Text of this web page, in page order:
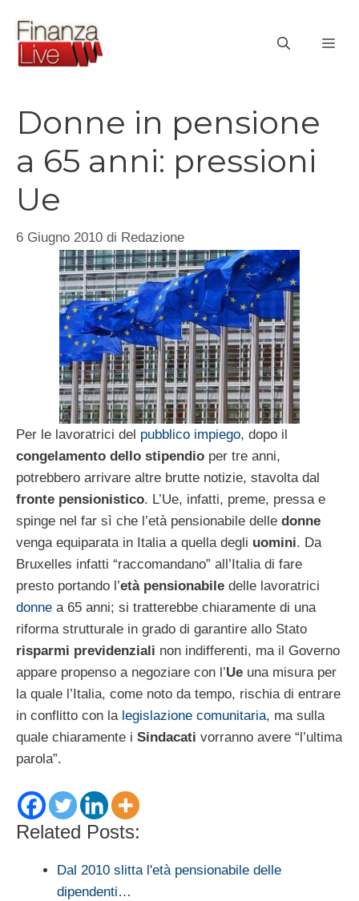
contenuto
Donne in pensione
a 65 anni: pressioni
Ue
6 Giugno 2010 di Redazione
Per le lavoratrici del pubblico impiego, dopo il
congelamento dello stipendio per tre anni,
potrebbero arrivare altre brutte notizie, stavolta dal
fronte pensionistico. L’Ue, infatti, preme, pressa e
spinge nel far sì che l’età pensionabile delle donne
venga equiparata in Italia a quella degli uomini. Da
Bruxelles infatti “raccomandano” all’Italia di fare
presto portando l’età pensionabile delle lavoratrici
donne a 65 anni; si tratterebbe chiaramente di una
riforma strutturale in grado di garantire allo Stato
risparmi previdenziali non indifferenti, ma il Governo
appare propenso a negoziare con l’Ue una misura per
la quale l’Italia, come noto da tempo, rischia di entrare
in conflitto con la legislazione comunitaria, ma sulla
quale chiaramente i Sindacati vorranno avere “l’ultima
parola”.
Related Posts:
Dal 2010 slitta l'età pensionabile delle
dipendenti…